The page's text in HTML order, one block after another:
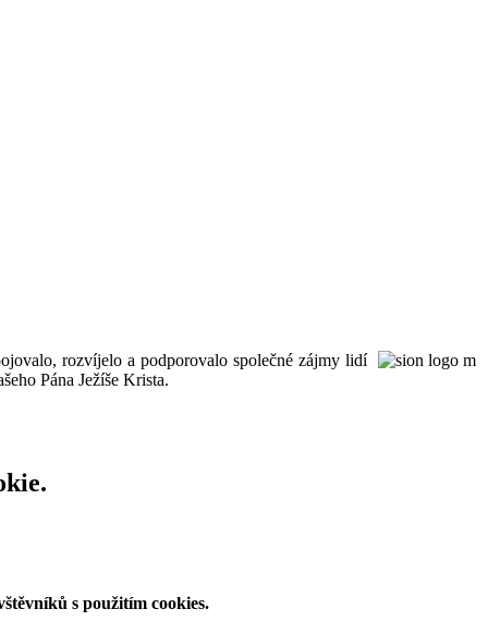
rozvíjelo a podporovalo společné zájmy lidí
Pána Ježíše Krista.
s použitím cookies.